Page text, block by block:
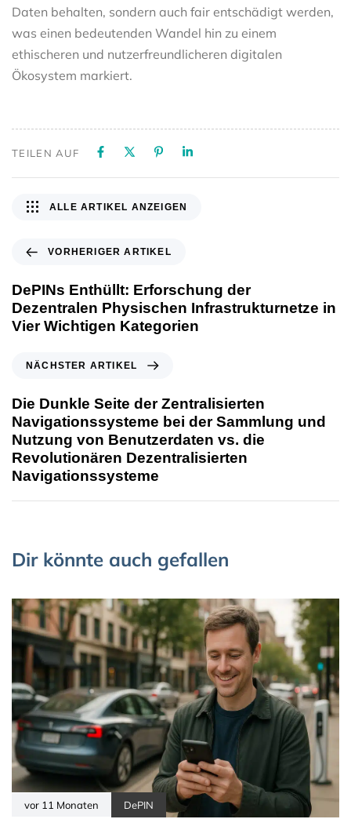
Daten behalten, sondern auch fair entschädigt werden,
was einen bedeutenden Wandel hin zu einem
ethischeren und nutzerfreundlicheren digitalen
Ökosystem markiert.
TEILEN AUF
VORHERIGER ARTIKEL
DePINs Enthüllt: Erforschung der
Dezentralen Physischen Infrastrukturnetze in
Vier Wichtigen Kategorien
ALLE ARTIKEL ANZEIGEN
NÄCHSTER ARTIKEL
Die Dunkle Seite der Zentralisierten
Navigationssysteme bei der Sammlung und
Nutzung von Benutzerdaten vs. die
Revolutionären Dezentralisierten
Navigationssysteme
Dir könnte auch gefallen
vor 11 Monaten DePIN